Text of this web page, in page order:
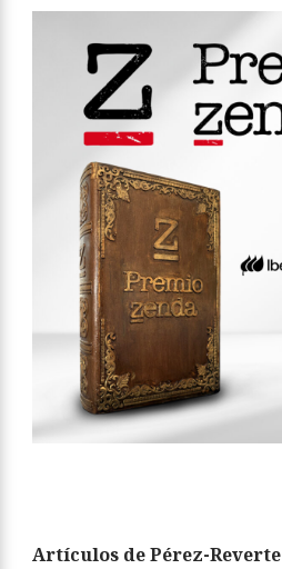
Artículos de Pérez-Reverte